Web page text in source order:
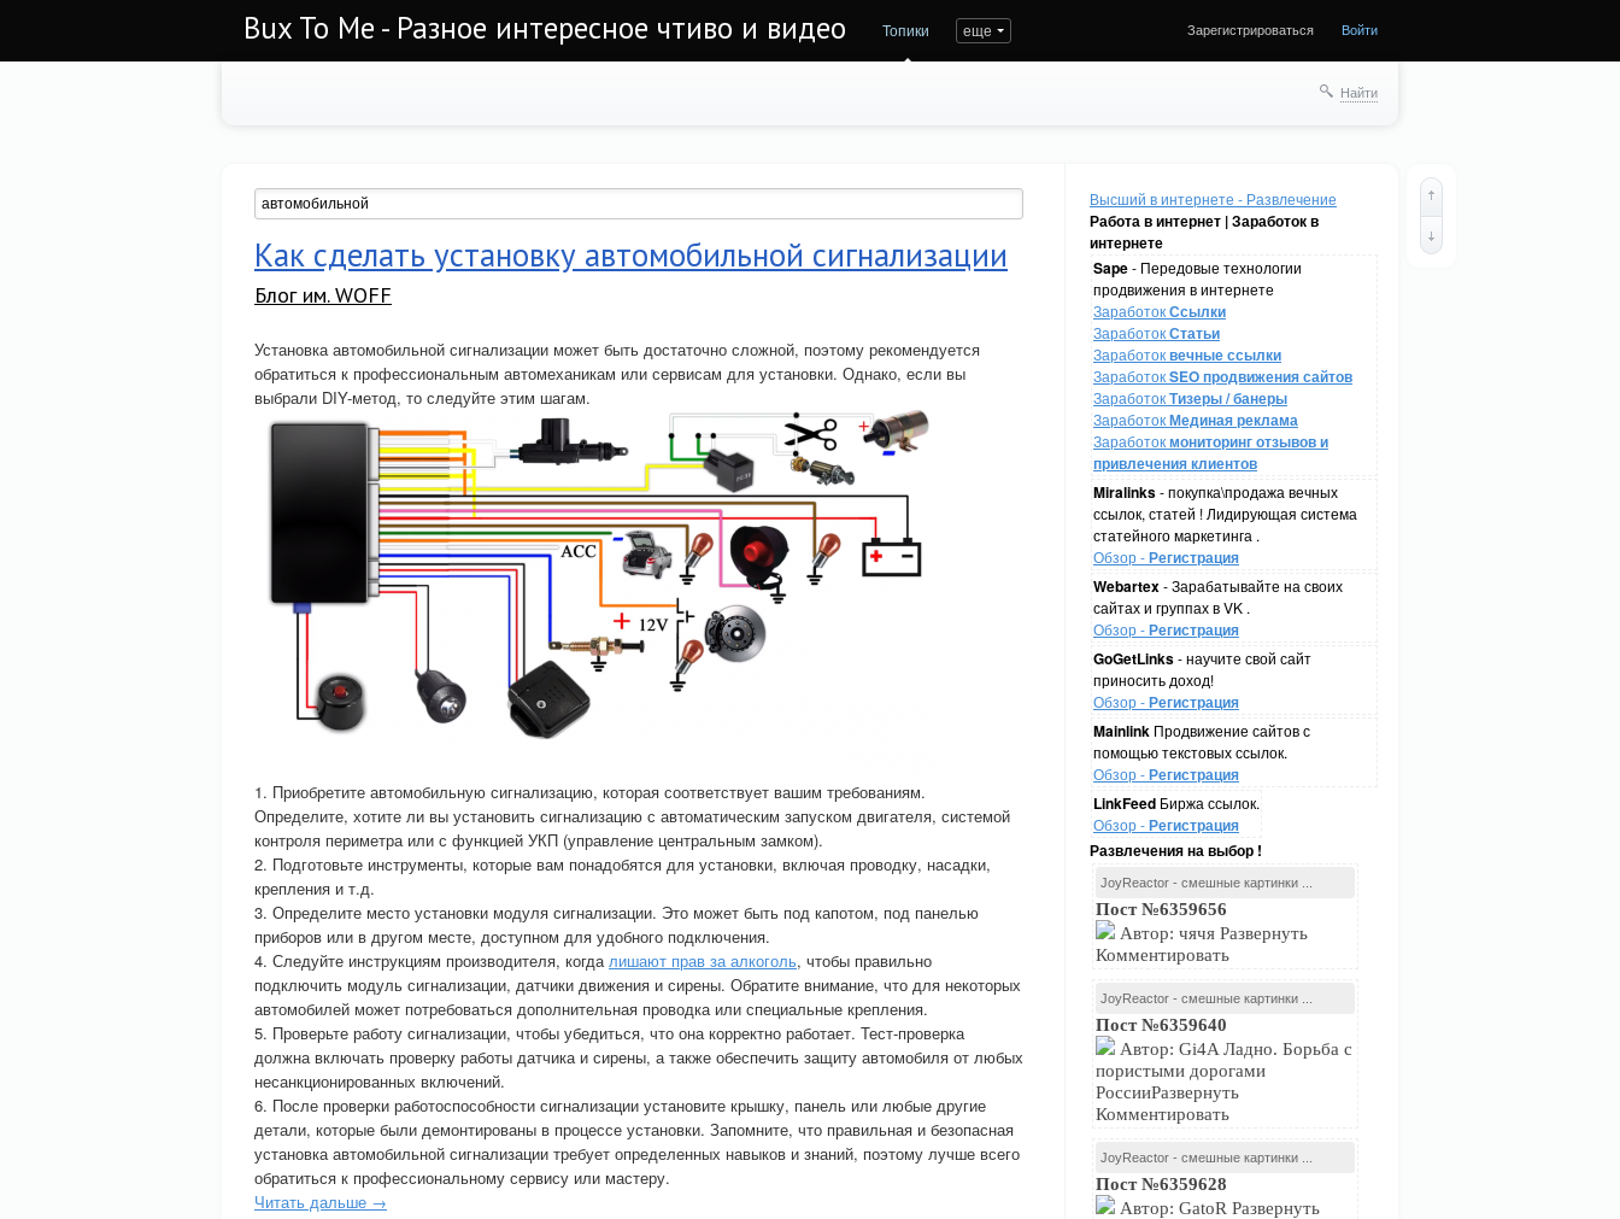
Bux To Me - Разное интересное чтиво и видео Топики еще Зарегистрироваться Войти
Найти
Высший в интернете - Развлечение
Работа в интернет | Заработок в
интернете
Sape- Передовые технологии
продвижения в интернете
ЗаработокСсылки
ЗаработокСтатьи
Заработоквечные ссылки
ЗаработокSEO продвижения сайтов
ЗаработокТизеры / банеры
ЗаработокМединая реклама
Заработокмониторинг отзывов и
привлечения клиентов
Miralinks- покупка\продажа вечных
ссылок, статей ! Лидирующая система
статейного маркетинга .
Обзор -Регистрация
Webartex- Зарабатывайте на своих
сайтах и группах в VK .
Обзор -Регистрация
GoGetLinks- научите свой сайт
приносить доход!
Обзор -Регистрация
Mainlink Продвижение сайтов с
помощью текстовых ссылок.
Обзор -Регистрация
LinkFeed Биржа ссылок.
Обзор -Регистрация
Развлечения на выбор !
JoyReactor - смешные картинки ...
Пост №6359656
Автор: чячя Развернуть
Комментировать
JoyReactor - смешные картинки ...
Пост №6359640
Автор: Gi4A Ладно. Борьба с
пористыми дорогами
РоссииРазвернуть
Комментировать
JoyReactor - смешные картинки ...
Пост №6359628
Автор: GatoR Развернуть
Как сделать установку автомобильной сигнализации
Блог им. WOFF
Установка автомобильной сигнализации может быть достаточно сложной, поэтому рекомендуется
обратиться к профессиональным автомеханикам или сервисам для установки. Однако, если вы
выбрали DIY-метод, то следуйте этим шагам.
1. Приобретите автомобильную сигнализацию, которая соответствует вашим требованиям.
Определите, хотите ли вы установить сигнализацию с автоматическим запуском двигателя, системой
контроля периметра или с функцией УКП (управление центральным замком).
2. Подготовьте инструменты, которые вам понадобятся для установки, включая проводку, насадки,
крепления и т.д.
3. Определите место установки модуля сигнализации. Это может быть под капотом, под панелью
приборов или в другом месте, доступном для удобного подключения.
4. Следуйте инструкциям производителя, когдалишают прав за алкоголь, чтобы правильно
подключить модуль сигнализации, датчики движения и сирены. Обратите внимание, что для некоторых
автомобилей может потребоваться дополнительная проводка или специальные крепления.
5. Проверьте работу сигнализации, чтобы убедиться, что она корректно работает. Тест-проверка
должна включать проверку работы датчика и сирены, а также обеспечить защиту автомобиля от любых
несанкционированных включений.
6. После проверки работоспособности сигнализации установите крышку, панель или любые другие
детали, которые были демонтированы в процессе установки. Запомните, что правильная и безопасная
установка автомобильной сигнализации требует определенных навыков и знаний, поэтому лучше всего
обратиться к профессиональному сервису или мастеру.
Читать дальше →